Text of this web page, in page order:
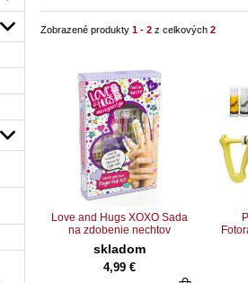
Zobrazené produkty 1 - 2 z celkových 2
Love and Hugs XOXO Sada
na zdobenie nechtov
skladom
4,99 €